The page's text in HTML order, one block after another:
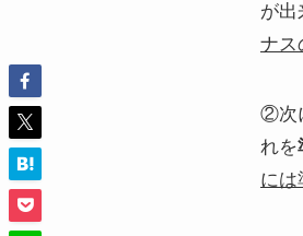
が出
ナス
②次
れを
には